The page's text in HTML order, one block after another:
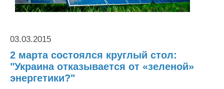
03.03.2015
2 марта состоялся круглый стол:
"Украина отказывается от «зеленой»
энергетики?"